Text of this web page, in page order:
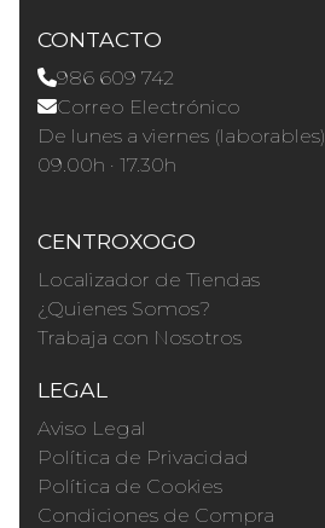
CONTACTO
986 609 742
Correo Electrónico
De lunes a viernes (laborables)
09.00h · 17.30h
CENTROXOGO
Localizador de Tiendas
¿Quienes Somos?
Trabaja con Nosotros
LEGAL
Aviso Legal
Política de Privacidad
Política de Cookies
Condiciones de Compra